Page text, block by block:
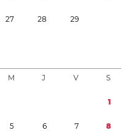
27 28 29
M J V S
1
5 6 7 8